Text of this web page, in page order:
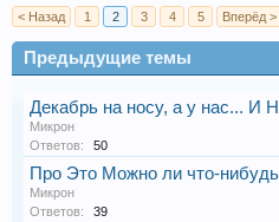
< Назад
1 2 3 4 5 Вперёд >
Предыдущие темы
Декабрь на носу, а у нас... И
Микрон
Ответов:
50
Про Это Можно ли что-
Микрон
Ответов:
39